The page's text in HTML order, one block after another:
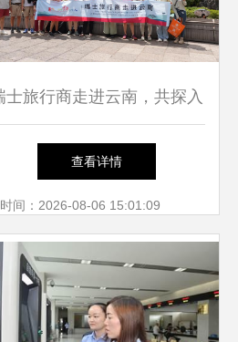
士旅行商走进云南，共探入
境旅游合作新篇章
查看详情
间：2026-08-06 15:01:09